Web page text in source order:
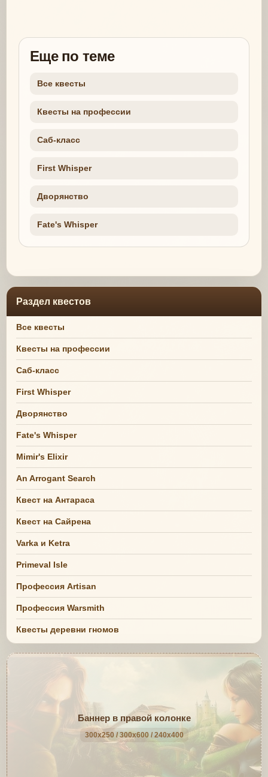
Еще по теме
Все квесты
Квесты на профессии
Саб-класс
First Whisper
Дворянство
Fate's Whisper
Раздел квестов
Все квесты
Квесты на профессии
Саб-класс
First Whisper
Дворянство
Fate's Whisper
Mimir's Elixir
An Arrogant Search
Квест на Антараса
Квест на Сайрена
Varka и Ketra
Primeval Isle
Профессия Artisan
Профессия Warsmith
Квесты деревни гномов
Баннер в правой колонке
300x250 / 300x600 / 240x400